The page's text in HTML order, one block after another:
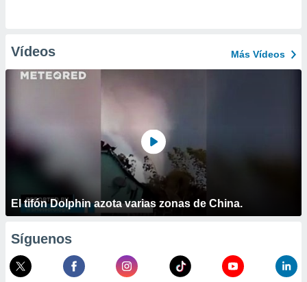
Vídeos Más Vídeos
El tifón Dolphin azota varias zonas de China.
Síguenos